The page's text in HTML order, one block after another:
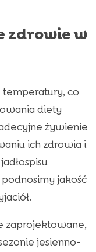
zdrowie w
temperatury, co
diety
żywienie
ich zdrowia i
jakość
zaprojektowane,
jesienno-